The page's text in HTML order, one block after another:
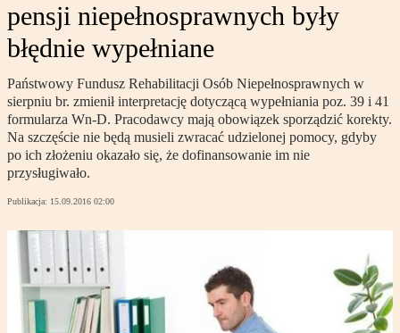
pensji niepełnosprawnych były
błędnie wypełniane
Państwowy Fundusz Rehabilitacji Osób Niepełnosprawnych w
sierpniu br. zmienił interpretację dotyczącą wypełniania poz. 39 i 41
formularza Wn-D. Pracodawcy mają obowiązek sporządzić korekty.
Na szczęście nie będą musieli zwracać udzielonej pomocy, gdyby
po ich złożeniu okazało się, że dofinansowanie im nie
przysługiwało.
Publikacja: 15.09.2016 02:00